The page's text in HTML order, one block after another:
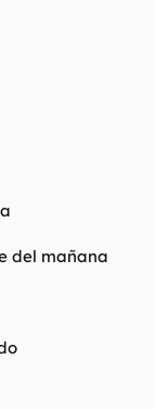
del mañana